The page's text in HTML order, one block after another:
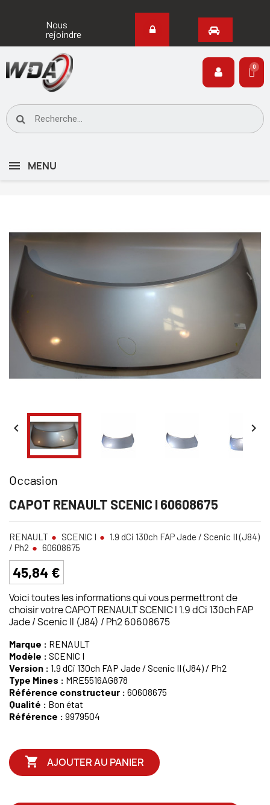
Nous
rejoindre
MENU
 
Occasion
CAPOT RENAULT SCENIC I 60608675
RENAULT SCENIC I
1.9 dCi 130ch FAP Jade / Scenic II (J84)
/ Ph2
60608675
45,84 €
Voici toutes les informations qui vous permettront de
choisir votre CAPOT RENAULT SCENIC I 1.9 dCi 130ch FAP
Jade / Scenic II (J84) / Ph2 60608675
Marque : RENAULT
Modèle : SCENIC I
Version : 1.9 dCi 130ch FAP Jade / Scenic II (J84) / Ph2
Type Mines : MRE5516AG878
Référence constructeur : 60608675
Qualité : Bon état
Référence : 9979504
 AJOUTER AU PANIER